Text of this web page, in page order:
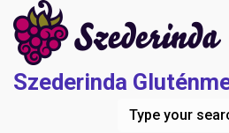
Skip to main content
Szederinda